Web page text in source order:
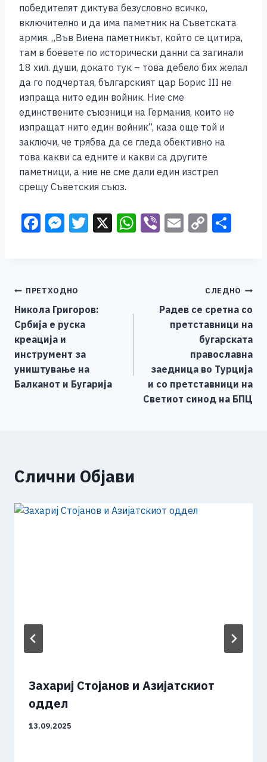
победителят диктува безусловно всичко,
включително и да има паметник на Съветската
армия. „Във Виена паметникът, който се цитира,
там в боевете по исторически данни са загинали
18 хил. души, докато тук – това дебело бих желал
да го подчертая, българският цар Борис III не
изпраща нито един войник. Ние сме
единствените съюзници на Германия, които не
изпращат нито един войник“, каза още той и
заключи, че трябва да се гледа обективно на
това какви са едните и какви са другите
паметници, а ние не сме дали един изстрел
срещу Съветския съюз.
F
b
o
o
k
M
n
g
er
T X W Vi E C
Li
n
k
Навигација
на
напис
ПРЕТХОДНО
Никола Григоров:
Србија е руска
креација и
инструмент за
уништување на
Балканот и Бугарија
СЛЕДНО
Радев се сретна со
претставници на
бугарската
православна
заедница во Турција
и со претставници на
Светиот синод на БПЦ
Слични Објави
Захариј Стојанов и Азијатскиот
оддел
13.09.2025